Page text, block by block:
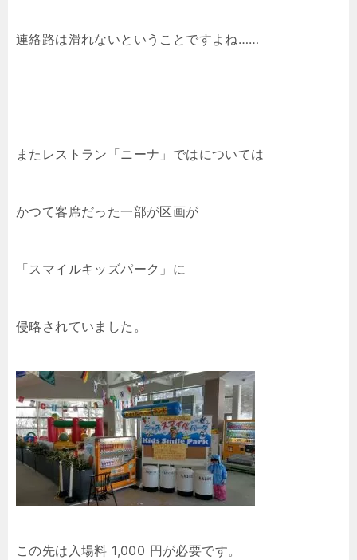
連絡路は滑れないということですよね……
またレストラン「ニーナ」ではについては
かつて客席だった一部が区画が
「スマイルキッズパーク」に
侵略されていました。
この先は入場料 1,000 円が必要です。